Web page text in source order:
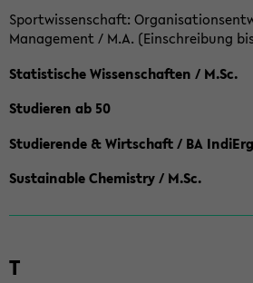
Sportwissenschaft:
Management / M.A. (Einschreibung
Statistische Wissenschaften / M.Sc.
Studieren ab 50
Studierende & Wirtschaft / BA IndiErg
Sustainable Chemistry / M.Sc.
T